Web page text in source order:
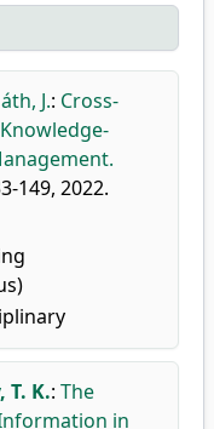
J.: Cross-
149, 2022.
T. K.: The
in